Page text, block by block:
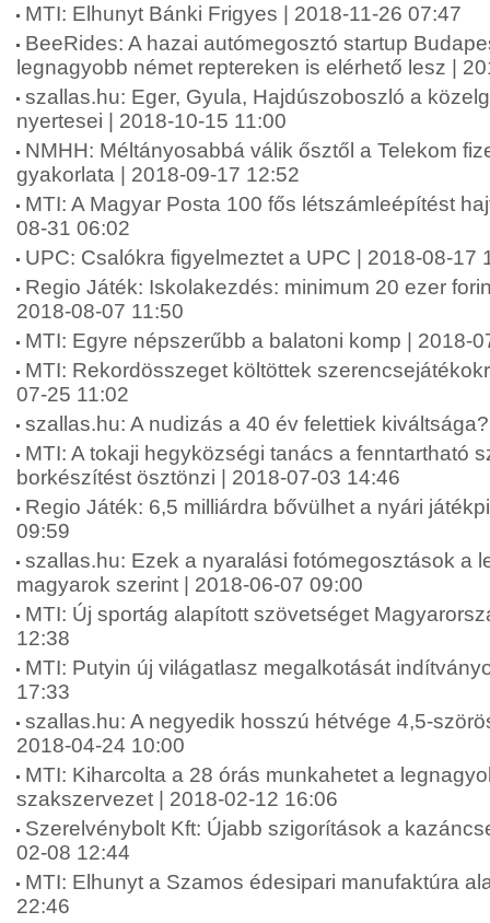
MTI: Elhunyt Bánki Frigyes | 2018-11-26 07:47
BeeRides: A hazai autómegosztó startup
legnagyobb német reptereken is elérhető lesz |
szallas.hu: Eger, Gyula, Hajdúszoboszló a
nyertesei | 2018-10-15 11:00
NMHH: Méltányosabbá válik ősztől a Telekom
gyakorlata | 2018-09-17 12:52
MTI: A Magyar Posta 100 fős létszámleépítést
08-31 06:02
UPC: Csalókra figyelmeztet a UPC | 2018-08-17
Regio Játék: Iskolakezdés: minimum 20 ezer
2018-08-07 11:50
MTI: Egyre népszerűbb a balatoni komp | 2018-
MTI: Rekordösszeget költöttek
07-25 11:02
szallas.hu: A nudizás a 40 év felettiek
MTI: A tokaji hegyközségi tanács a fenntartható
borkészítést ösztönzi | 2018-07-03 14:46
Regio Játék: 6,5 milliárdra bővülhet a nyári
09:59
szallas.hu: Ezek a nyaralási fotómegosztások a
magyarok szerint | 2018-06-07 09:00
MTI: Új sportág alapított szövetséget
12:38
MTI: Putyin új világatlasz megalkotását
17:33
szallas.hu: A negyedik hosszú hétvége 4,5-
2018-04-24 10:00
MTI: Kiharcolta a 28 órás munkahetet a
szakszervezet | 2018-02-12 16:06
Szerelvénybolt Kft: Újabb szigorítások a
02-08 12:44
MTI: Elhunyt a Szamos édesipari manufaktúra
22:46